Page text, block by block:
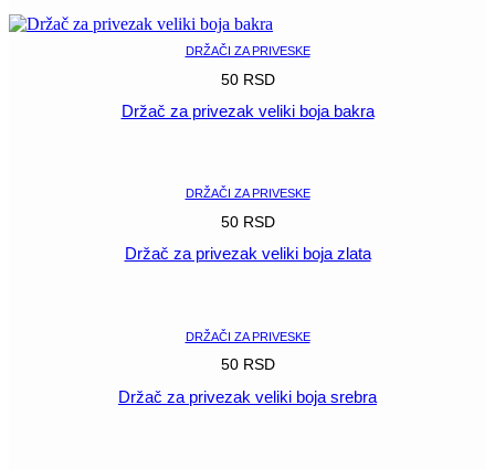
DRŽAČI ZA PRIVESKE
50 RSD
Držač za privezak veliki boja bakra
DRŽAČI ZA PRIVESKE
50 RSD
Držač za privezak veliki boja zlata
DRŽAČI ZA PRIVESKE
50 RSD
Držač za privezak veliki boja srebra